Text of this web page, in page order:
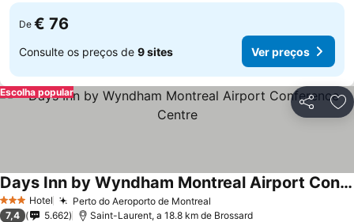
De € 76
Consulte os preços de 9 sites Ver preços
Partilhar
Escolha popular
3 EstrelasHotel Perto do Aeroporto de Montreal
Days Inn by Wyndham Montreal Airport Conference Centre
7,4 5.662 Saint-Laurent, a 18.8 km de Brossard